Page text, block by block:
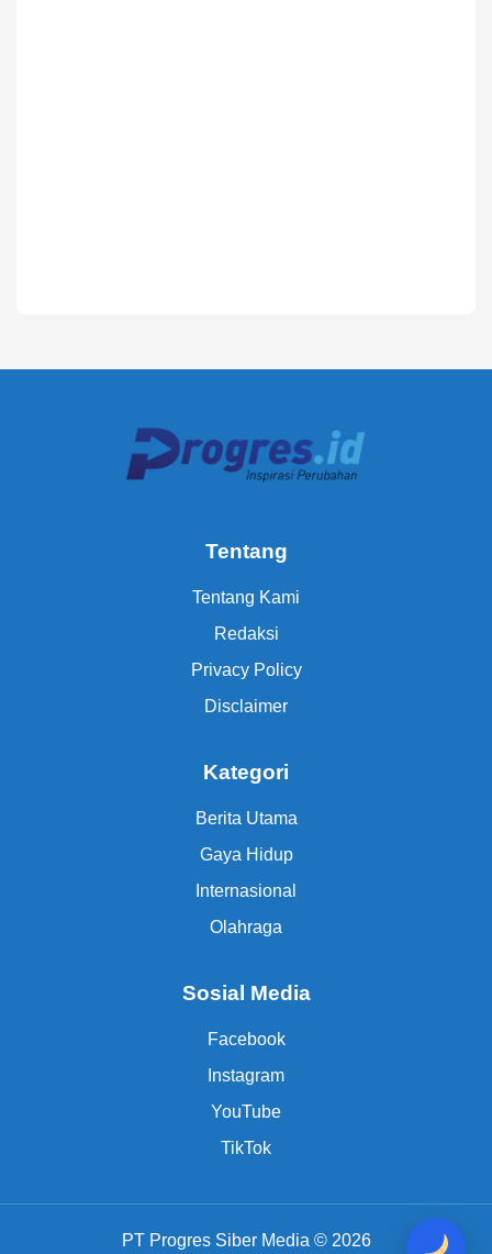
Tentang
Tentang Kami
Redaksi
Privacy Policy
Disclaimer
Kategori
Berita Utama
Gaya Hidup
Internasional
Olahraga
Sosial Media
Facebook
Instagram
YouTube
TikTok
PT Progres Siber Media © 2026